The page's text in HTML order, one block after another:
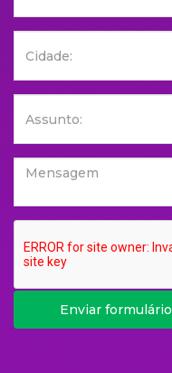
Enviar formulário